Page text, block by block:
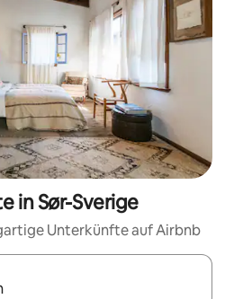
in Sør-Sverige
Unterkünfte auf Airbnb
sind, navigiere mit den